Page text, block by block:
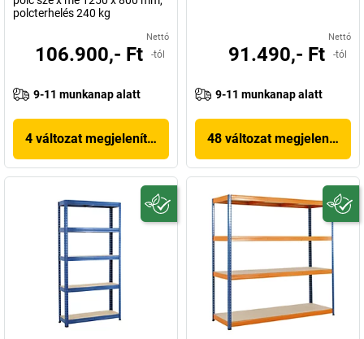
polcterhelés 240 kg
Nettó
106.900,- Ft -tól
9-11 munkanap alatt
4 változat megjelenítése
Nettó
91.490,- Ft -tól
9-11 munkanap alatt
48 változat megjelenítése